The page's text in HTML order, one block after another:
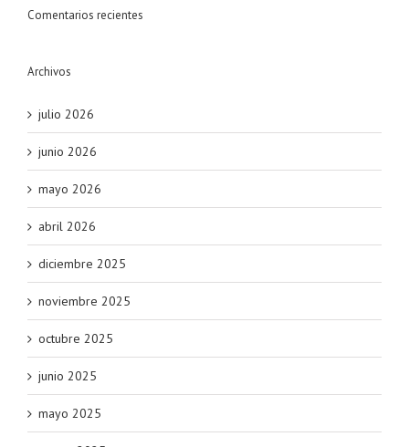
Comentarios recientes
Archivos
julio 2026
junio 2026
mayo 2026
abril 2026
diciembre 2025
noviembre 2025
octubre 2025
junio 2025
mayo 2025